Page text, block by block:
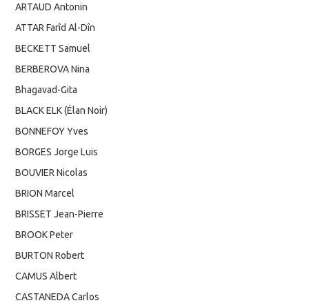
ARTAUD Antonin
ATTAR Farîd Al-Dîn
BECKETT Samuel
BERBEROVA Nina
Bhagavad-Gita
BLACK ELK (Élan Noir)
BONNEFOY Yves
BORGES Jorge Luis
BOUVIER Nicolas
BRION Marcel
BRISSET Jean-Pierre
BROOK Peter
BURTON Robert
CAMUS Albert
CASTANEDA Carlos